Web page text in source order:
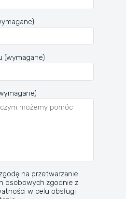
(wymagane)
na przetwarzanie
osobowych zgodnie z
w celu obsługi